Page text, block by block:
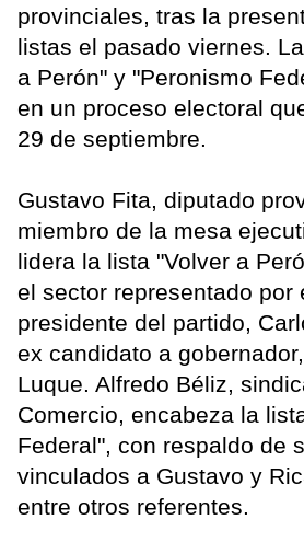
provinciales, tras la
listas el pasado viernes.
a Perón" y "Peronismo
en un proceso electoral
29 de septiembre.
Gustavo Fita, diputado
miembro de la mesa
lidera la lista "Volver a
el sector representado por
presidente del partido,
ex candidato a
Luque. Alfredo Béliz,
Comercio, encabeza la
Federal", con respaldo de
vinculados a Gustavo y
entre otros referentes.